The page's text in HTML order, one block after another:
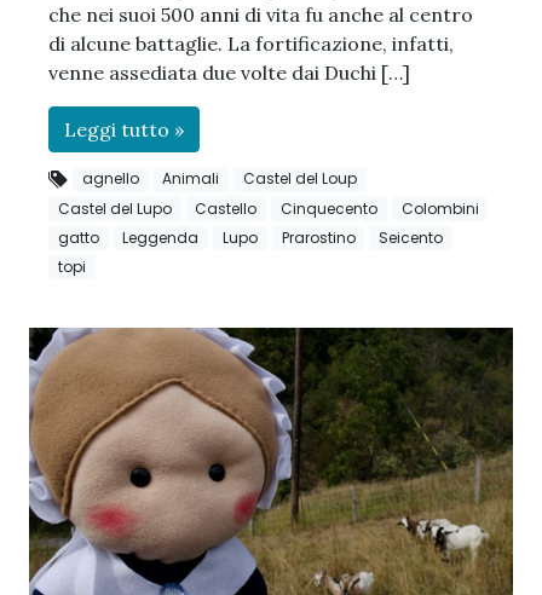
che nei suoi 500 anni di vita fu anche al centro
di alcune battaglie. La fortificazione, infatti,
venne assediata due volte dai Duchi […]
Leggi tutto »
agnello Animali
Castel del Loup
Castel del Lupo
Castello Cinquecento
Colombini
gatto
Leggenda Lupo Prarostino
Seicento
topi